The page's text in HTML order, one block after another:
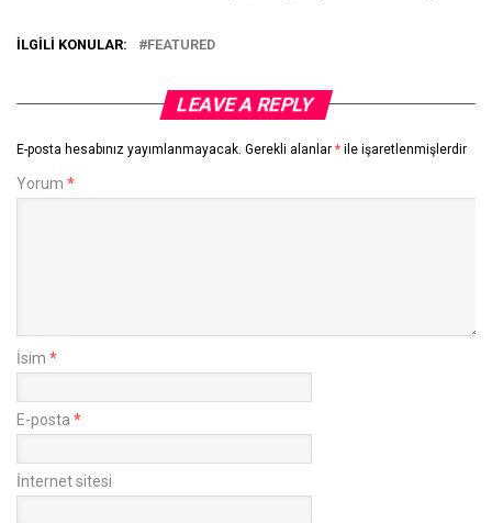
İLGILI KONULAR: FEATURED
LEAVE A REPLY
E-posta hesabınız yayımlanmayacak. Gerekli alanlar * ile işaretlenmişlerdir
Yorum *
İsim *
E-posta *
İnternet sitesi